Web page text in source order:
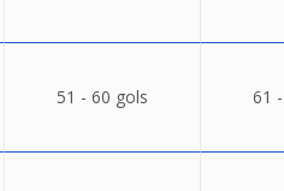
51 - 60 gols 61